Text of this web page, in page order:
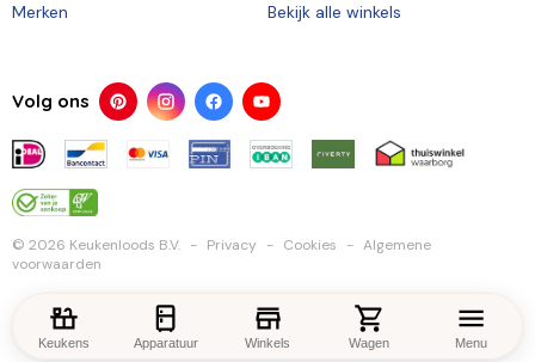
Keukens Apparatuur Winkels Wagen Menu
Merken
Bekijk alle winkels
Volg ons
© 2026 Keukenloods B.V. Privacy Cookies
Algemene
voorwaarden